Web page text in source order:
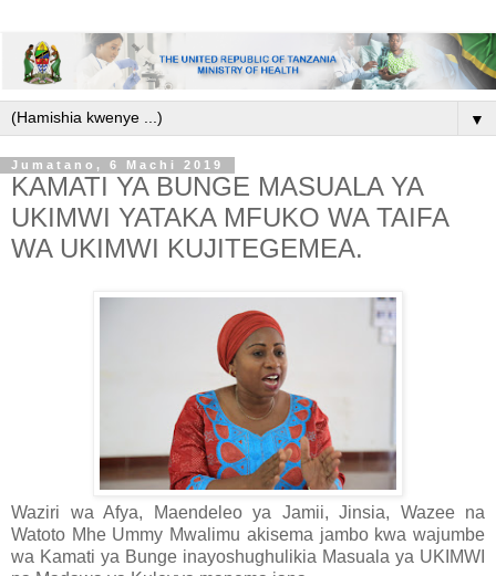
▼
Jumatano, 6 Machi 2019
KAMATI YA BUNGE MASUALA YA
UKIMWI YATAKA MFUKO WA TAIFA
WA UKIMWI KUJITEGEMEA.
Waziri wa Afya, Maendeleo ya Jamii, Jinsia, Wazee na
Watoto Mhe Ummy Mwalimu akisema jambo kwa wajumbe
wa Kamati ya Bunge inayoshughulikia Masuala ya UKIMWI